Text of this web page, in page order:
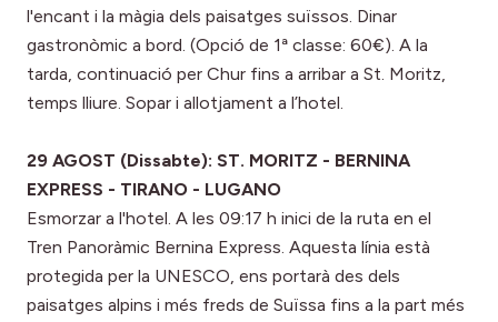
l'encant i la màgia dels paisatges suïssos. Dinar
gastronòmic a bord. (Opció de 1ª classe: 60€). A la
tarda, continuació per Chur fins a arribar a St. Moritz,
temps lliure. Sopar i allotjament a l’hotel.
29 AGOST (Dissabte): ST. MORITZ - BERNINA
EXPRESS - TIRANO - LUGANO
Esmorzar a l'hotel. A les 09:17 h inici de la ruta en el
Tren Panoràmic Bernina Express. Aquesta línia està
protegida per la UNESCO, ens portarà des dels
paisatges alpins i més freds de Suïssa fins a la part més